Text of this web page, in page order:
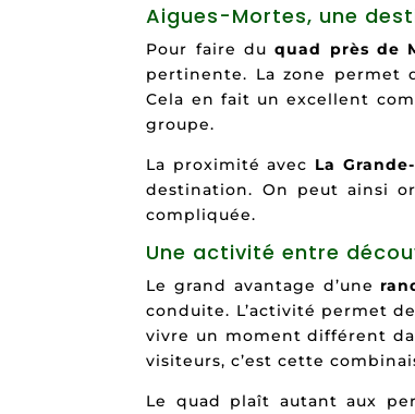
Aigues-Mortes, une
Pour faire duquad près de
pertinente. La zone permet
Cela en fait un excellent
groupe.
La proximité avec La
destination. On peut ainsi
compliquée.
Une activité entre
Le grand avantage d’une
conduite. L’activité permet
vivre un moment différent
visiteurs, c’est cette
Le quad plaît autant aux